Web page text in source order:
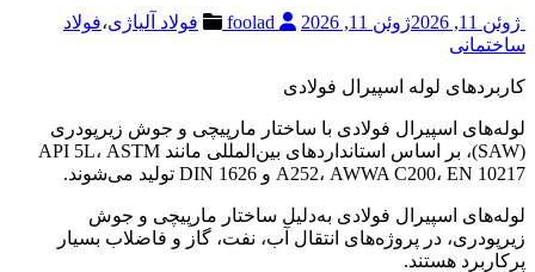
ژوئن 11, 2026 ژوئن 11, 2026 فولاد آلیاژی،فولاد
ساختمانی
کاربردهای لوله اسپیرال فولادی
لوله‌های اسپیرال فولادی با ساختار مارپیچی و جوش زیرپودری
(SAW)، بر اساس استانداردهای بین‌المللی مانند API 5L، ASTM
A252، AWWA C200، EN 10217 و DIN 1626 تولید می‌شوند.
لوله‌های اسپیرال فولادی به‌دلیل ساختار مارپیچی و جوش
زیرپودری، در پروژه‌های انتقال آب، نفت، گاز و فاضلاب بسیار
پرکاربرد هستند.